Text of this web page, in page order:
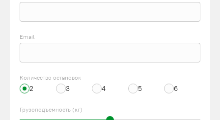
Email
Количество остановок
2 3 4 5 6
Грузоподъемность (кг)